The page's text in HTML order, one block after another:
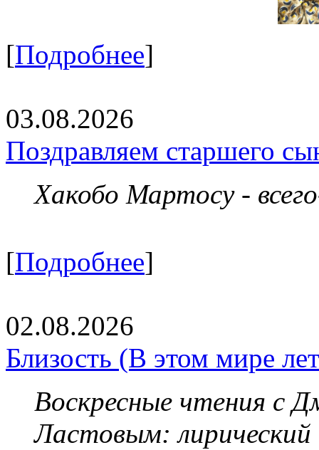
[Подробнее]
03.08.2026
Поздравляем старшего
Хакобо Мартосу -
[Подробнее]
02.08.2026
Близость (В этом мире
Воскресные чтения с
Ластовым: